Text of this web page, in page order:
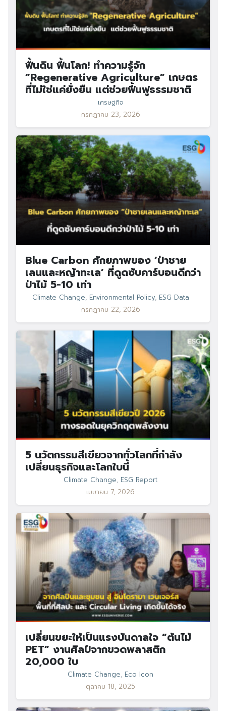
ฟื้นดิน ฟื้นโลก! ทำความรู้จัก
“Regenerative Agriculture” เกษตร
ที่ไม่ใช่แค่ยั่งยืน แต่ช่วยฟื้นฟูธรรมชาติ
เศรษฐกิจ
กรกฎาคม 23, 2026
Blue Carbon ศักยภาพของ ‘ป่าชาย
เลนและหญ้าทะเล’ ที่ดูดซับคาร์บอนดีกว่า
ป่าไม้ 5-10 เท่า
Climate Change, Environmental Policy, ESG Data
กรกฎาคม 22, 2026
5 นวัตกรรมสีเขียวจากทั่วโลกที่กำลัง
เปลี่ยนธุรกิจและโลกใบนี้
Climate Change, ESG Report
เมษายน 7, 2026
เปลี่ยนขยะให้เป็นแรงบันดาลใจ “ต้นไม้
PET” งานศิลป์จากขวดพลาสติก
20,000 ใบ
Climate Change, Eco Icon
ตุลาคม 18, 2025